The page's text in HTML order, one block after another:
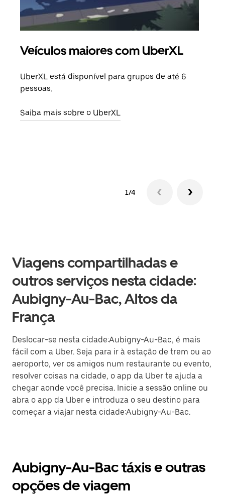
Veículos maiores com UberXL
UberXL está disponível para grupos de até 6
pessoas.
Saiba mais sobre o UberXL
1/4
Viagens compartilhadas e
outros serviços nesta cidade:
Aubigny-Au-Bac, Altos da
França
Deslocar-se nesta cidade:Aubigny-Au-Bac, é mais
fácil com a Uber. Seja para ir à estação de trem ou ao
aeroporto, ver os amigos num restaurante ou evento,
resolver coisas na cidade, o app da Uber te ajuda a
chegar aonde você precisa. Inicie a sessão online ou
abra o app da Uber e introduza o seu destino para
começar a viajar nesta cidade:Aubigny-Au-Bac.
Aubigny-Au-Bac táxis e outras
opções de viagem